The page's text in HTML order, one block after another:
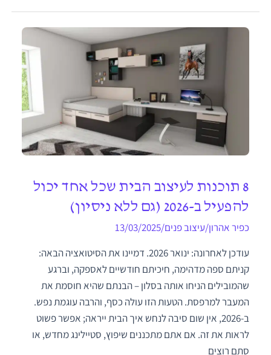
8 תוכנות לעיצוב הבית שכל אחד יכול
להפעיל ב-2026 (גם ללא ניסיון)
כפיר אהרון/עיצוב פנים/
13/03/2025
עודכן לאחרונה: ינואר 2026. דמיינו את הסיטואציה הבאה:
קניתם ספה מדהימה, חיכיתם חודשיים לאספקה, וברגע
שהמובילים הניחו אותה בסלון – הבנתם שהיא חוסמת את
המעבר למרפסת. הטעות הזו עולה כסף, והרבה עוגמת נפש.
ב-2026, אין שום סיבה לנחש איך הבית ייראה; אפשר פשוט
לראות את זה. אם אתם מתכננים שיפוץ, סטיילינג מחדש, או
סתם רוצים